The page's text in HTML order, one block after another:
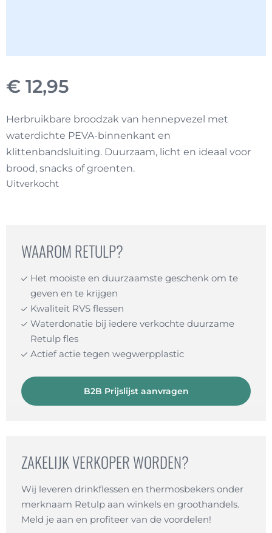
€ 12,95
Herbruikbare broodzak van hennepvezel met
waterdichte PEVA-binnenkant en
klittenbandsluiting. Duurzaam, licht en ideaal voor
brood, snacks of groenten.
Uitverkocht
WAAROM RETULP?
Het mooiste en duurzaamste geschenk om te
geven en te krijgen
Kwaliteit RVS flessen
Waterdonatie bij iedere verkochte duurzame
Retulp fles
Actief actie tegen wegwerpplastic
B2B Prijslijst aanvragen
ZAKELIJK VERKOPER WORDEN?
Wij leveren drinkflessen en thermosbekers onder
merknaam Retulp aan winkels en groothandels.
Meld je aan en profiteer van de voordelen!